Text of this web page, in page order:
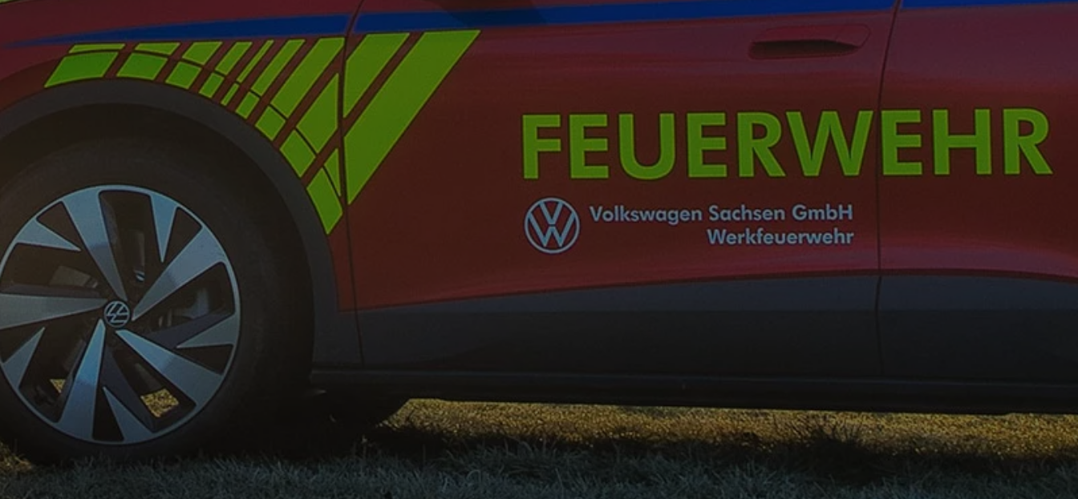
Pannen- und Unfallhilfe
Economy Service
Volkswagen Teile
Zubehör
Modellspezifisches Zubehör
Schutz und Pflege
Entertainment und Elektronik
Volkswagen Apps, Login und Shop
Handy und Fahrzeug verbinden
Updates für Software, Karten und Radio
Über Ihr Auto
Vorgängermodelle
Kundeninformationen
Volkswagen Kundenbetreuung
Warn- und Kontrollleuchten
Assistenzsysteme
Digitale Betriebsanleitung
Live Beratung
Magazin
Lifestyle
Transport
Familie
Elektromobilität
Volkswagen R
Pannen- und Unfallhilfe